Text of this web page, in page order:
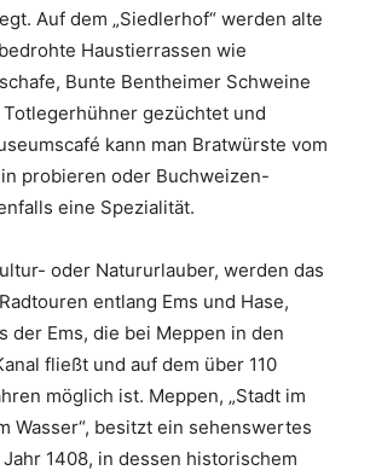
Auf dem „Siedlerhof“ werden alte
Haustierrassen wie
Bunte Bentheimer Schweine
gezüchtet und
kann man Bratwürste vom
probieren oder Buchweizen-
eine Spezialität.
oder Natururlauber, werden das
entlang Ems und Hase,
der Ems, die bei Meppen in den
fließt und auf dem über 110
möglich ist. Meppen, „Stadt im
Wasser“, besitzt ein sehenswertes
Jahr 1408, in dessen historischem